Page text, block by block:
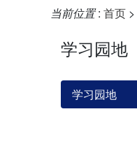
当前位置: 首页 >
学习园地
学习园地